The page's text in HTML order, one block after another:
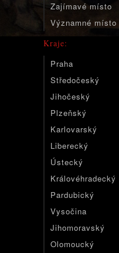
Zajímavé místo
Významné místo
Kraje:
Praha
Středočeský
Jihočeský
Plzeňský
Karlovarský
Liberecký
Ústecký
Královéhradecký
Pardubický
Vysočina
Jihomoravský
Olomoucký